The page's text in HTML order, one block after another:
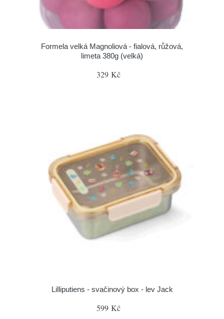
Formela velká Magnoliová - fialová, růžová,
limeta 380g (velká)
329 Kč
Lilliputiens - svačinový box - lev Jack
599 Kč